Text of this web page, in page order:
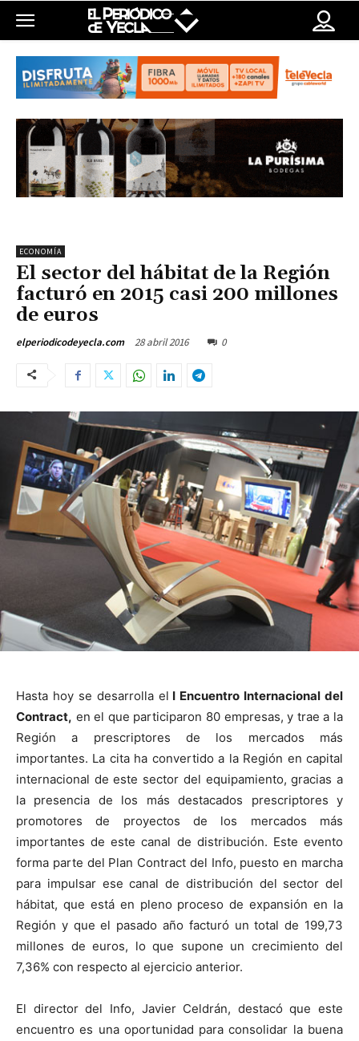
ECONOMÍA
El sector del hábitat de la Región
facturó en 2015 casi 200 millones
de euros
elperiodicodeyecla.com 28 abril 2016 0
Hasta hoy se desarrolla el I Encuentro Internacional del
Contract, en el que participaron 80 empresas, y trae a la
Región a prescriptores de los mercados más
importantes. La cita ha convertido a la Región en capital
internacional de este sector del equipamiento, gracias a
la presencia de los más destacados prescriptores y
promotores de proyectos de los mercados más
importantes de este canal de distribución. Este evento
forma parte del Plan Contract del Info, puesto en marcha
para impulsar ese canal de distribución del sector del
hábitat, que está en pleno proceso de expansión en la
Región y que el pasado año facturó un total de 199,73
millones de euros, lo que supone un crecimiento del
7,36% con respecto al ejercicio anterior.
El director del Info, Javier Celdrán, destacó que este
encuentro es una oportunidad para consolidar la buena